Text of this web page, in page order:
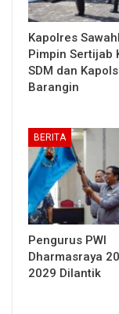
Kapolres
Pimpin Sertijab
SDM dan
Barangin
BERITA
Pengurus PWI
Dharmasraya
2029 Dilantik